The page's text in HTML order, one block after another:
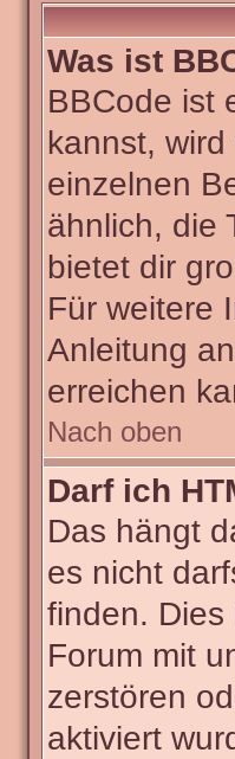
Was ist
BBCode ist
kannst,
einzelnen
ähnlich, die
bietet dir
Für weitere
Anleitung
erreichen
Nach oben
Darf ich
Das hängt
es nicht
finden. Dies
Forum mit
zerstören
aktiviert